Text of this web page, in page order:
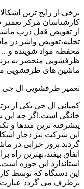
برخی از رایج ترین
کارشناسان مرکز
از تعویض قفل درب
تخلیه،تعویض واشر در
محفظه مواد شوینده و
ظرفشویی منحصر به
ماشین های ظرفشویی
تعمیر ظرفشویی ال جی
کمپانی ال جی یکی از
خانگی است.اگر چه این
پیشرفته ترین متدها و
این شرکت نیز دچار
گردند.بروز خرابی در
اتفاق بیفتد،بهترین راه
استاندارد این حوزه
این دستگاه که توسط
برطرف می گردد